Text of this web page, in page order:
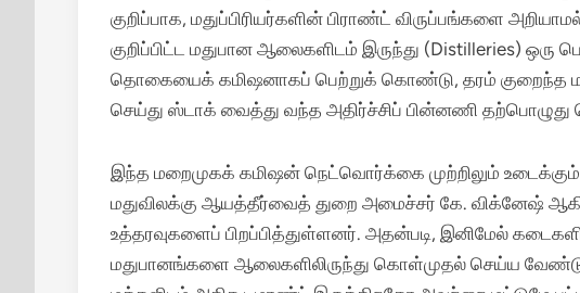
குறிப்பாக, மதுப்பிரியர்களின் பிராண்ட் விருப்பங்களை
குறிப்பிட்ட மதுபான ஆலைகளிடம் இருந்து (Distilleries) ஒரு
தொகையைக் கமிஷனாகப் பெற்றுக் கொண்டு, தரம்
செய்து ஸ்டாக் வைத்து வந்த அதிர்ச்சிப் பின்னணி தற்பொழுது
இந்த மறைமுகக் கமிஷன் நெட்வொர்க்கை முற்றிலும் உடைக்கும்
மதுவிலக்கு ஆயத்தீர்வைத் துறை அமைச்சர் கே. விக்னேஷ்
உத்தரவுகளைப் பிறப்பித்துள்ளனர். அதன்படி, இனிமேல்
மதுபானங்களை ஆலைகளிலிருந்து கொள்முதல் செய்ய